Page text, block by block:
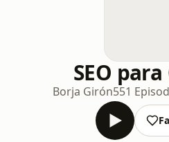
SEO
Borja Girón551